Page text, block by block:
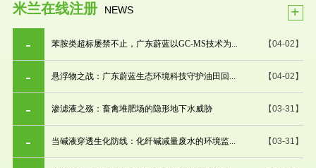
米兰在线注册 NEWS +
【04-02】
苯胺类超标屡禁不止，广东蔚蓝以GC-MS技术为...
【04-02】
悬浮物之战：广东蔚蓝生态环境科技守护油田回...
【03-31】
渗滤液之殇：畜禽堆肥场的隐形地下水威胁
【03-31】
当碱液穿透生化防线：化纤碱减量废水的环境监...